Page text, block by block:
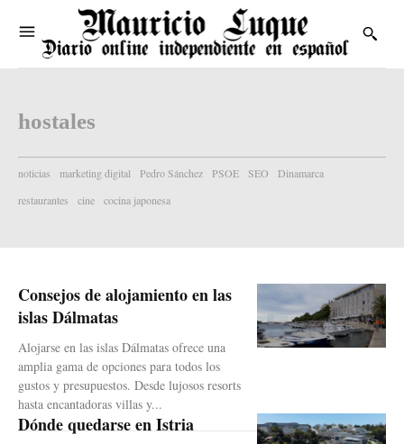
hostales
noticias marketing digital Pedro Sánchez PSOE SEO
Dinamarca
restaurantes
cine cocina japonesa
Consejos de alojamiento en las
islas Dálmatas
Alojarse en las islas Dálmatas ofrece una
amplia gama de opciones para todos los
gustos y presupuestos. Desde lujosos resorts
hasta encantadoras villas y...
Dónde quedarse en Istria